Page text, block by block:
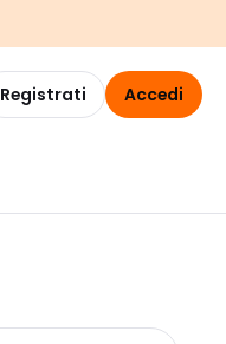
Registrati Accedi